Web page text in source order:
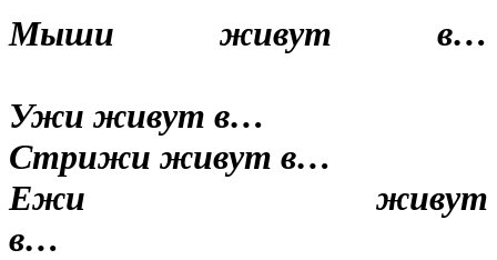
Мыши живут в…
Ужи живут в…
Стрижи живут в…
Ежи живут
в…